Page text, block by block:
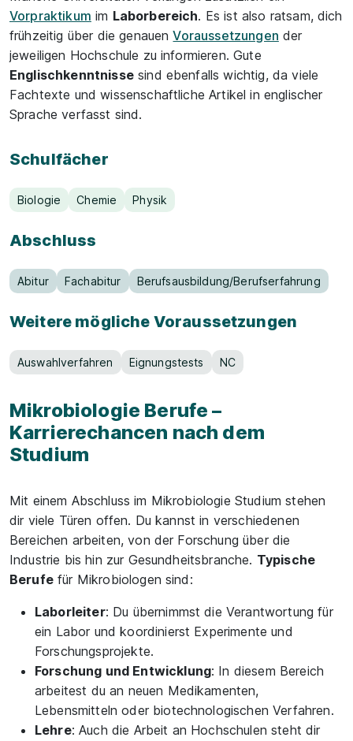
Vorpraktikum im Laborbereich. Es ist also ratsam, dich
frühzeitig über die genauenVoraussetzungen der
jeweiligen Hochschule zu informieren. Gute
Englischkenntnissesind ebenfalls wichtig, da viele
Fachtexte und wissenschaftliche Artikel in englischer
Sprache verfasst sind.
Schulfächer
Biologie Chemie Physik
Abschluss
Abitur Fachabitur Berufsausbildung/Berufserfahrung
Weitere mögliche Voraussetzungen
Auswahlverfahren Eignungstests NC
Mikrobiologie Berufe –
Karrierechancen nach dem
Studium
Mit einem Abschluss im Mikrobiologie Studium stehen
dir viele Türen offen. Du kannst in verschiedenen
Bereichen arbeiten, von der Forschung über die
Industrie bis hin zur Gesundheitsbranche. Typische
Berufefür Mikrobiologen sind:
Laborleiter: Du übernimmst die Verantwortung für
ein Labor und koordinierst Experimente und
Forschungsprojekte.
Forschung und Entwicklung: In diesem Bereich
arbeitest du an neuen Medikamenten,
Lebensmitteln oder biotechnologischen Verfahren.
Lehre: Auch die Arbeit an Hochschulen steht dir